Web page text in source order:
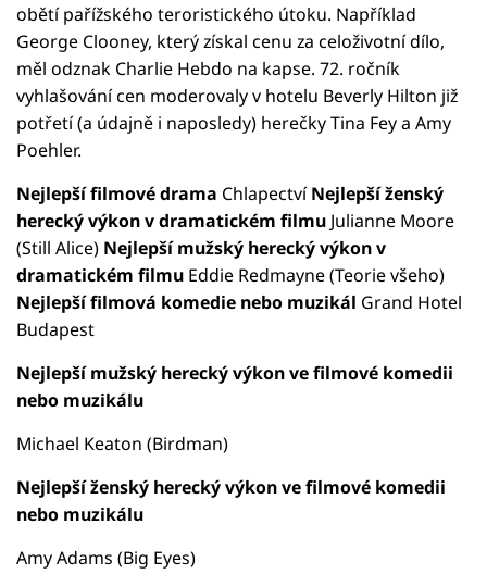
obětí pařížského teroristického útoku. Například
George Clooney, který získal cenu za celoživotní dílo,
měl odznak Charlie Hebdo na kapse. 72. ročník
vyhlašování cen moderovaly v hotelu Beverly Hilton již
potřetí (a údajně i naposledy) herečky Tina Fey a Amy
Poehler.
Nejlepší filmové drama ChlapectvíNejlepší ženský
herecký výkon v dramatickém filmu Julianne Moore
(Still Alice) Nejlepší mužský herecký výkon v
dramatickém filmu Eddie Redmayne (Teorie všeho)
Nejlepší filmová komedie nebo muzikál Grand Hotel
Budapest
Nejlepší mužský herecký výkon ve filmové komedii
nebo muzikálu
Michael Keaton (Birdman)
Nejlepší ženský herecký výkon ve filmové komedii
nebo muzikálu
Amy Adams (Big Eyes)